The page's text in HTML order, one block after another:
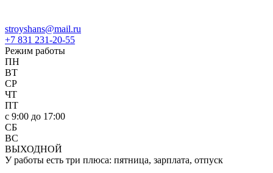
stroyshans@mail.ru
+7 831 231-20-55
Режим работы
ПН
ВТ
СР
ЧТ
ПТ
c 9:00 до 17:00
СБ
ВС
ВЫХОДНОЙ
У работы есть три плюса: пятница, зарплата, отпуск